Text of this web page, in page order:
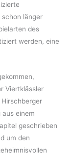
schon länger
des
werden, eine
Viertklässler
einem
geschrieben
um den